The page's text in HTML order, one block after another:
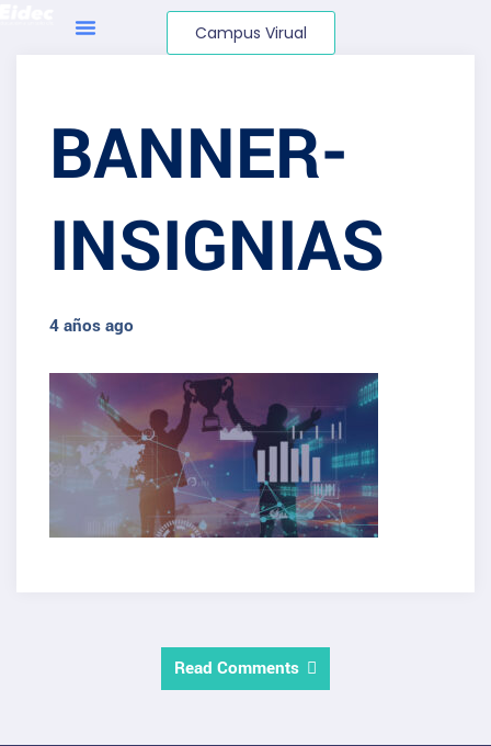
Campus Virual
BANNER-
INSIGNIAS
4 años ago
Read Comments